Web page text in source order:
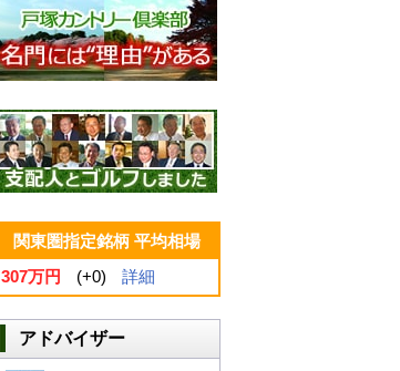
関東圏指定銘柄 平均相場
307万円
(+0) 詳細
アドバイザー